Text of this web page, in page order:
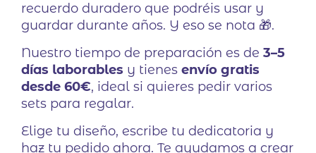
recuerdo duradero que podréis usar y
guardar durante años. Y eso se nota 🎁.
Nuestro tiempo de preparación es de 3–5
días laborables y tienes envío gratis
desde 60€, ideal si quieres pedir varios
sets para regalar.
Elige tu diseño, escribe tu dedicatoria y
haz tu pedido ahora. Te ayudamos a crear